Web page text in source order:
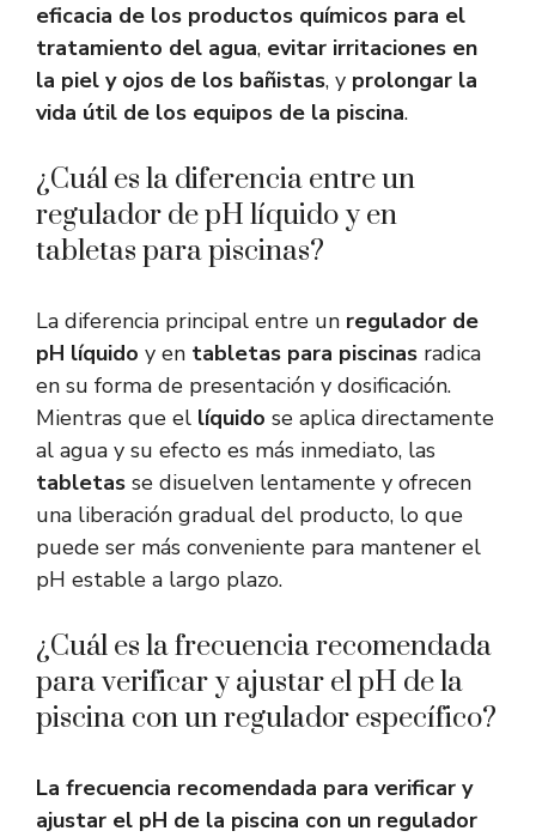
eficacia de los productos químicos para el
tratamiento del agua, evitar irritaciones en
la piel y ojos de los bañistas, y prolongar la
vida útil de los equipos de la piscina.
¿Cuál es la diferencia entre un
regulador de pH líquido y en
tabletas para piscinas?
La diferencia principal entre un regulador de
pH líquido y en tabletas para piscinas radica
en su forma de presentación y dosificación.
Mientras que el líquido se aplica directamente
al agua y su efecto es más inmediato, las
tabletas se disuelven lentamente y ofrecen
una liberación gradual del producto, lo que
puede ser más conveniente para mantener el
pH estable a largo plazo.
¿Cuál es la frecuencia recomendada
para verificar y ajustar el pH de la
piscina con un regulador específico?
La frecuencia recomendada para verificar y
ajustar el pH de la piscina con un regulador